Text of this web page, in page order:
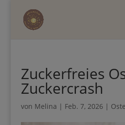
Zuckerfreies
ohne
von Melina| Feb. 7, 2026|